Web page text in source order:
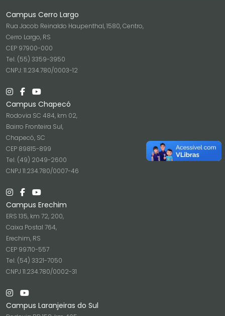
Campus Cerro Largo
Rua Jacob Reinaldo Haupenthal, 1580, Centro,
Cerro Largo, RS
CEP 97900-000
Tel. (55) 3359-3950
CNPJ: 11.234.780/0003-12
Campus Chapecó
Rodovia SC 484, km 02,
Bairro Fronteira Sul,
Chapecó, SC
CEP 89815-899
Tel. (49) 2049-2600
CNPJ 11.234.780/0007-46
Campus Erechim
ERS 135, km 72, 200,
Caixa Postal 764,
Erechim, RS
CEP 99710-557
Tel. (54) 3321-7050
CNPJ 11.234.780/0002-31
Campus Laranjeiras do Sul